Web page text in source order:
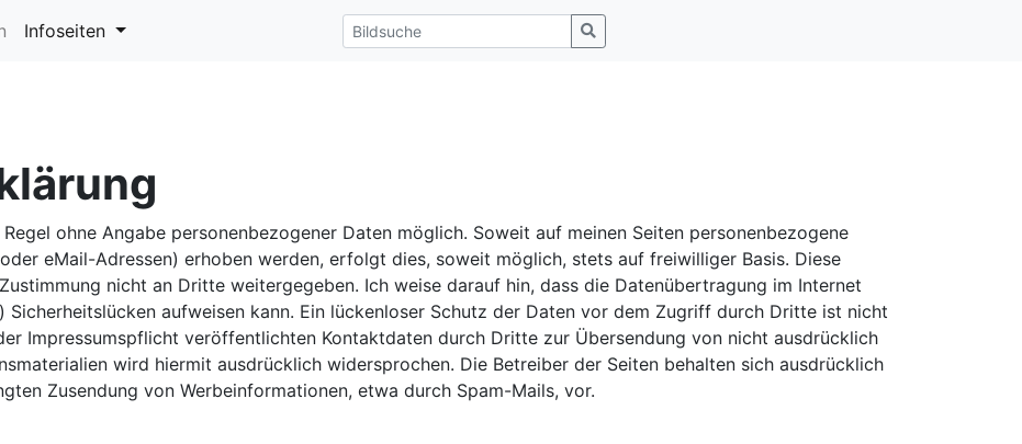
Infoseiten
ohne Angabe personenbezogener Daten möglich. Soweit auf meinen Seiten personenbezogene
eMail-Adressen) erhoben werden, erfolgt dies, soweit möglich, stets auf freiwilliger Basis. Diese
nicht an Dritte weitergegeben. Ich weise darauf hin, dass die Datenübertragung im Internet
Sicherheitslücken aufweisen kann. Ein lückenloser Schutz der Daten vor dem Zugriff durch Dritte ist nicht
Impressumspflicht veröffentlichten Kontaktdaten durch Dritte zur Übersendung von nicht ausdrücklich
wird hiermit ausdrücklich widersprochen. Die Betreiber der Seiten behalten sich ausdrücklich
Zusendung von Werbeinformationen, etwa durch Spam-Mails, vor.